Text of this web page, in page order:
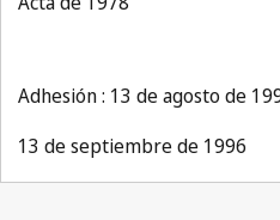
Adhesión : 13 de agosto de
13 de septiembre de 1996